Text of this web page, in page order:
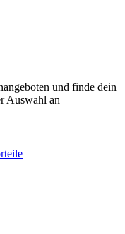
und finde dein
Auswahl an